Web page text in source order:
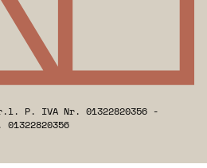
P. IVA Nr. 01322820356 -